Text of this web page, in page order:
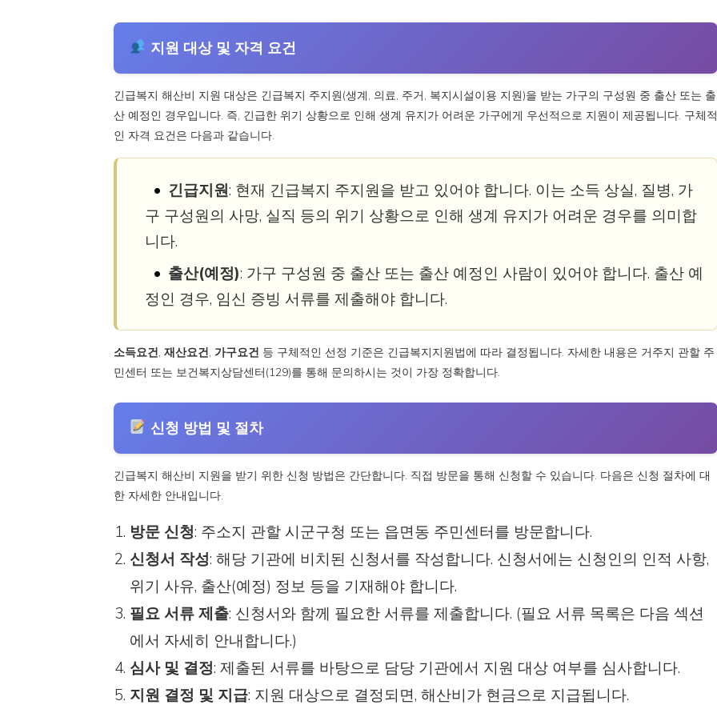
지원 대상 및 자격 요건
긴급복지 해산비 지원 대상은 긴급복지 주지원(생계, 의료, 주거, 복지시설이용 지원)을 받는 가구의 구성원 중 출산 또는 출
산 예정인 경우입니다. 즉, 긴급한 위기 상황으로 인해 생계 유지가 어려운 가구에게 우선적으로 지원이 제공됩니다. 구체적
인 자격 요건은 다음과 같습니다.
긴급지원: 현재 긴급복지 주지원을 받고 있어야 합니다. 이는 소득 상실, 질병, 가
구 구성원의 사망, 실직 등의 위기 상황으로 인해 생계 유지가 어려운 경우를 의미합
니다.
출산(예정): 가구 구성원 중 출산 또는 출산 예정인 사람이 있어야 합니다. 출산 예
정인 경우, 임신 증빙 서류를 제출해야 합니다.
소득요건 재산요건 가구요건 등 구체적인 선정 기준은 긴급복지지원법에 따라 결정됩니다. 자세한 내용은 거주지 관할 주
민센터 또는 보건복지상담센터(129)를 통해 문의하시는 것이 가장 정확합니다.
신청 방법 및 절차
긴급복지 해산비 지원을 받기 위한 신청 방법은 간단합니다. 직접 방문을 통해 신청할 수 있습니다. 다음은 신청 절차에 대
한 자세한 안내입니다.
방문 신청: 주소지 관할 시군구청 또는 읍면동 주민센터를 방문합니다.
신청서 작성: 해당 기관에 비치된 신청서를 작성합니다. 신청서에는 신청인의 인적 사항,
위기 사유, 출산(예정) 정보 등을 기재해야 합니다.
필요 서류 제출: 신청서와 함께 필요한 서류를 제출합니다. (필요 서류 목록은 다음 섹션
에서 자세히 안내합니다.)
심사 및 결정: 제출된 서류를 바탕으로 담당 기관에서 지원 대상 여부를 심사합니다.
지원 결정 및 지급: 지원 대상으로 결정되면, 해산비가 현금으로 지급됩니다.